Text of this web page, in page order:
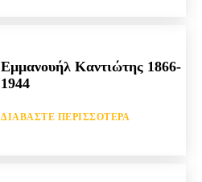
Εμμανουήλ Καντιώτης 1866-
1944
ΔΙΑΒΆΣΤΕ ΠΕΡΙΣΣΌΤΕΡΑ